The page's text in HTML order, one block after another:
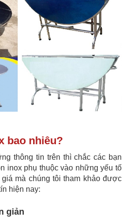
bao nhiêu?
thông tin trên thì chắc các bạn
inox phụ thuộc vào những yếu tố
mà chúng tôi tham khảo được
hiện nay:
giản